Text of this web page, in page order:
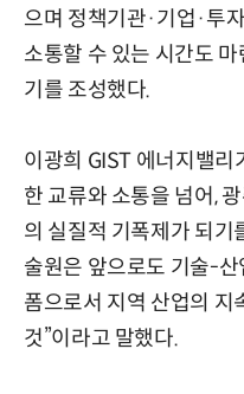
으며 정책기관·기업·투
소통할 수 있는 시간도
기를 조성했다.
이광희 GIST 에너지밸리
한 교류와 소통을 넘어,
의 실질적 기폭제가 되기
술원은 앞으로도 기술-
폼으로서 지역 산업의 지
것”이라고 말했다.